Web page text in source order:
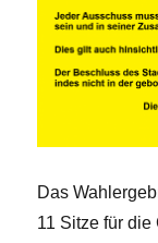
Das
11 Sitze für